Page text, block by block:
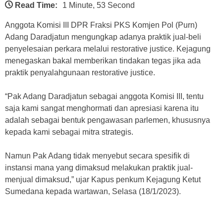
Read Time: 1 Minute, 53 Second
Anggota Komisi III DPR Fraksi PKS Komjen Pol (Purn)
Adang Daradjatun mengungkap adanya praktik jual-beli
penyelesaian perkara melalui restorative justice. Kejagung
menegaskan bakal memberikan tindakan tegas jika ada
praktik penyalahgunaan restorative justice.
“Pak Adang Daradjatun sebagai anggota Komisi III, tentu
saja kami sangat menghormati dan apresiasi karena itu
adalah sebagai bentuk pengawasan parlemen, khususnya
kepada kami sebagai mitra strategis.
Namun Pak Adang tidak menyebut secara spesifik di
instansi mana yang dimaksud melakukan praktik jual-
menjual dimaksud,” ujar Kapus penkum Kejagung Ketut
Sumedana kepada wartawan, Selasa (18/1/2023).